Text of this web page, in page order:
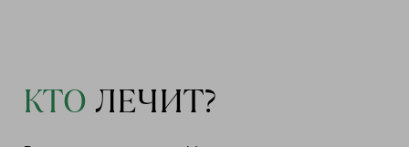
КТО ЛЕЧИТ?